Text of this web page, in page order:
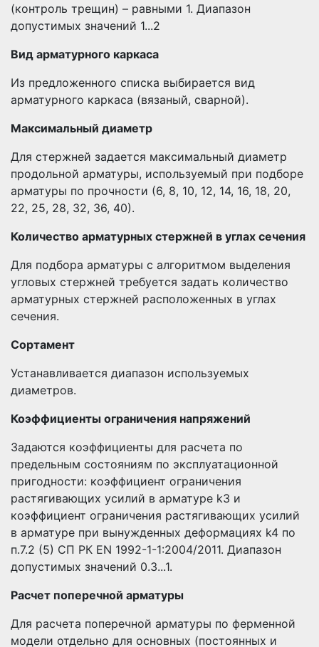
(контроль трещин) – равными 1. Диапазон
допустимых значений 1...2
Вид арматурного каркаса
Из предложенного списка выбирается вид
арматурного каркаса (вязаный, сварной).
Максимальный диаметр
Для стержней задается максимальный диаметр
продольной арматуры, используемый при подборе
арматуры по прочности (6, 8, 10, 12, 14, 16, 18, 20,
22, 25, 28, 32, 36, 40).
Количество арматурных стержней в углах сечения
Для подбора арматуры с алгоритмом выделения
угловых стержней требуется задать количество
арматурных стержней расположенных в углах
сечения.
Сортамент
Устанавливается диапазон используемых
диаметров.
Коэффициенты ограничения напряжений
Задаются коэффициенты для расчета по
предельным состояниям по эксплуатационной
пригодности: коэффициент ограничения
растягивающих усилий в арматуре k3 и
коэффициент ограничения растягивающих усилий
в арматуре при вынужденных деформациях k4 по
п.7.2 (5) СП РК EN 1992-1-1:2004/2011. Диапазон
допустимых значений 0.3...1.
Расчет поперечной арматуры
Для расчета поперечной арматуры по ферменной
модели отдельно для основных (постоянных и